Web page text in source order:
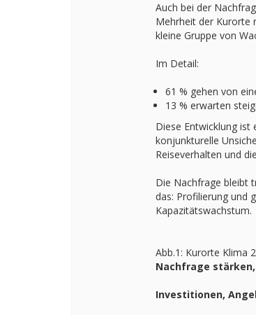
Auch bei der
Mehrheit der Kurorte
kleine Gruppe von
Im Detail:
61 % gehen von
13 % erwarten
Diese Entwicklung ist
konjunkturelle
Reiseverhalten und
Die Nachfrage bleibt
das: Profilierung und
Kapazitätswachstum.
Abb.1: Kurorte Klima
Nachfrage
Investitionen,